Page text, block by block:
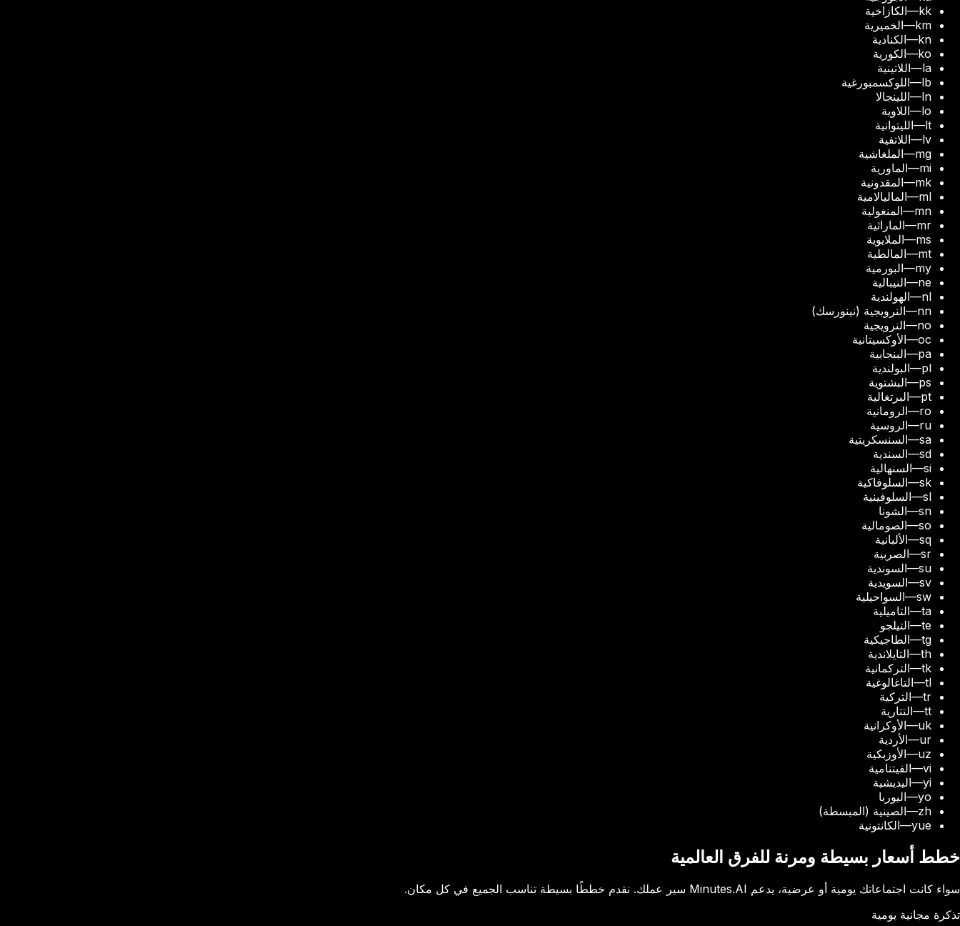
kk
—الكازاخية
km
—الخميرية
kn
—الكنادية
ko
—الكورية
la
—اللاتينية
lb
—اللوكسمبورغية
ln
—اللينجالا
lo
—اللاوية
lt
—الليتوانية
lv
—اللاتفية
mg
—الملغاشية
mi
—الماورية
mk
—المقدونية
ml
—الماليالامية
mn
—المنغولية
mr
—الماراثية
ms
—الملايوية
mt
—المالطية
my
—البورمية
ne
—النيبالية
nl
—الهولندية
nn
—النرويجية (نينورسك)
no
—النرويجية
oc
—الأوكسيتانية
pa
—البنجابية
pl
—البولندية
ps
—البشتوية
pt
—البرتغالية
ro
—الرومانية
ru
—الروسية
sa
—السنسكريتية
sd
—السندية
si
—السنهالية
sk
—السلوفاكية
sl
—السلوفينية
sn
—الشونا
so
—الصومالية
sq
—الألبانية
sr
—الصربية
su
—السوندية
sv
—السويدية
sw
—السواحيلية
ta
—التاميلية
te
—التيلجو
tg
—الطاجيكية
th
—التايلاندية
tk
—التركمانية
tl
—التاغالوغية
tr
—التركية
tt
—التتارية
uk
—الأوكرانية
ur
—الأردية
uz
—الأوزبكية
vi
—الفيتنامية
yi
—اليديشية
yo
—اليوربا
zh
—الصينية (المبسطة)
yue
—الكانتونية
خطط أسعار بسيطة ومرنة للفرق العالمية
سواء كانت اجتماعاتك يومية أو عرضية، يدعم Minutes.AI سير عملك. نقدم خططًا بسيطة تناسب الجميع في كل مكان.
تذكرة مجانية يومية